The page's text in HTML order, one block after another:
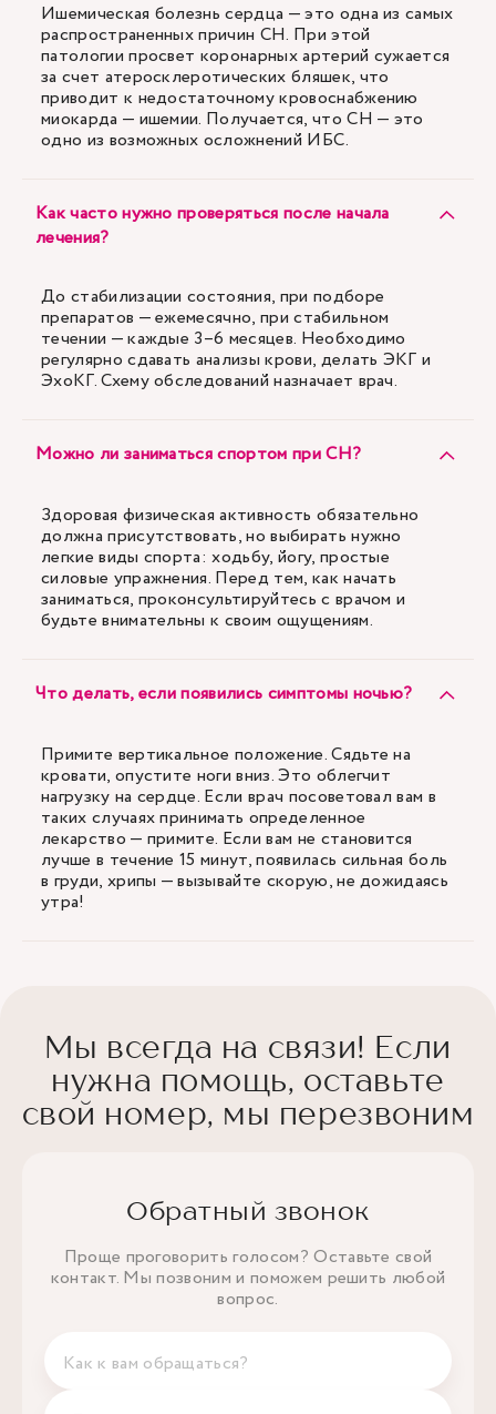
Ишемическая болезнь сердца — это одна из самых
распространенных причин СН. При этой
патологии просвет коронарных артерий сужается
за счет атеросклеротических бляшек, что
приводит к недостаточному кровоснабжению
миокарда — ишемии. Получается, что СН — это
одно из возможных осложнений ИБС.
Как часто нужно проверяться после начала
лечения?
До стабилизации состояния, при подборе
препаратов — ежемесячно, при стабильном
течении — каждые 3–6 месяцев. Необходимо
регулярно сдавать анализы крови, делать ЭКГ и
ЭхоКГ. Схему обследований назначает врач.
Можно ли заниматься спортом при СН?
Здоровая физическая активность обязательно
должна присутствовать, но выбирать нужно
легкие виды спорта: ходьбу, йогу, простые
силовые упражнения. Перед тем, как начать
заниматься, проконсультируйтесь с врачом и
будьте внимательны к своим ощущениям.
Что делать, если появились симптомы ночью?
Примите вертикальное положение. Сядьте на
кровати, опустите ноги вниз. Это облегчит
нагрузку на сердце. Если врач посоветовал вам в
таких случаях принимать определенное
лекарство — примите. Если вам не становится
лучше в течение 15 минут, появилась сильная боль
в груди, хрипы — вызывайте скорую, не дожидаясь
утра!
Мы всегда на связи! Если
нужна помощь, оставьте
свой номер, мы перезвоним
Обратный звонок
Проще проговорить голосом? Оставьте свой
контакт. Мы позвоним и поможем решить любой
вопрос.